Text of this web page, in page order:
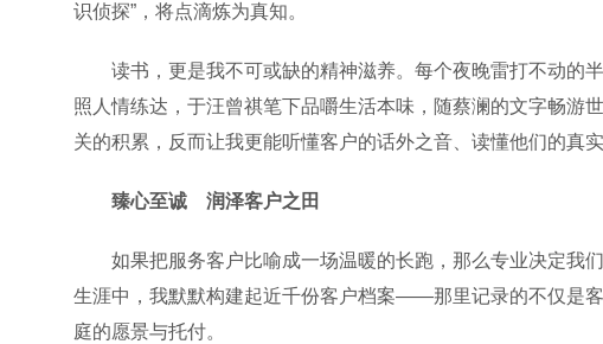
识侦探”，将点滴炼为真知。
读书，更是我不可或缺的精神滋养。每个夜晚雷打不动的
照人情练达，于汪曾祺笔下品嚼生活本味，随蔡澜的文字畅游
关的积累，反而让我更能听懂客户的话外之音、读懂他们的真实
臻心至诚 润泽客户之田
如果把服务客户比喻成一场温暖的长跑，那么专业决定我
生涯中，我默默构建起近千份客户档案——那里记录的不仅是
庭的愿景与托付。